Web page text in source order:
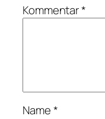
Kommentar*
Name*